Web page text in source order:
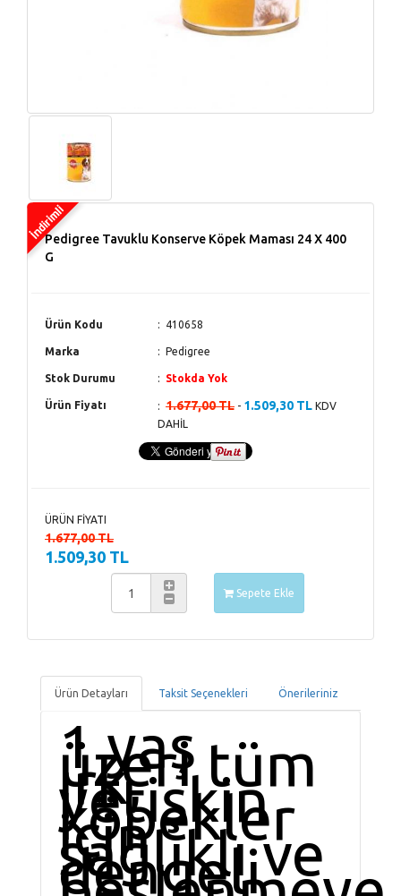
Pedigree Tavuklu Konserve Köpek Maması 24 X 400
G
Ürün Kodu 410658
Marka Pedigree
Stok Durumu Stokda Yok
Ürün Fiyatı 1.677,00 TL - 1.509,30 TL KDV
DAHİL
ÜRÜN FİYATI
1.677,00 TL
1.509,30 TL
Sepete Ekle
Ürün Detayları Taksit Seçenekleri Önerileriniz
1 yaş
üzeri tüm
ırk,
yetişkin
köpekler
için
sağlıklı ve
dengeli